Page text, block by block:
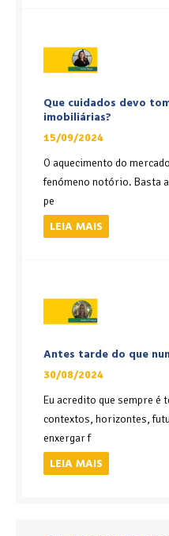
Que cuidados devo
imobiliárias?
15/09/2024
O aquecimento do
fenómeno notório. Basta
pe
LEIA MAIS
Antes tarde do que
30/08/2024
Eu acredito que sempre é
contextos, horizontes,
enxergar f
LEIA MAIS